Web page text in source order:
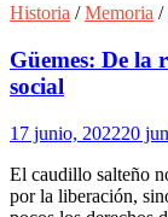
julio:
construcción
de
la
Historia /Memoria /
Güemes: De la
social
17 junio, 202220
El caudillo salteño
por la liberación,